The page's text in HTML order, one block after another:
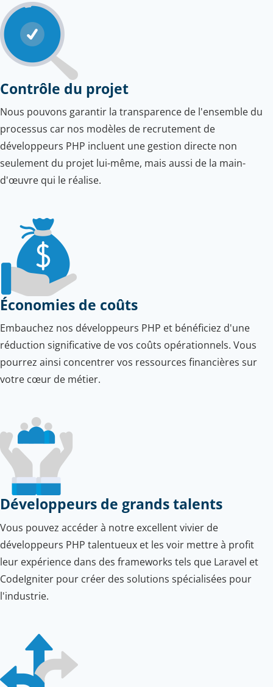
Contrôle du projet
Nous pouvons garantir la transparence de l'ensemble du
processus car nos modèles de recrutement de
développeurs PHP incluent une gestion directe non
seulement du projet lui-même, mais aussi de la main-
d'œuvre qui le réalise.
Économies de coûts
Embauchez nos développeurs PHP et bénéficiez d'une
réduction significative de vos coûts opérationnels. Vous
pourrez ainsi concentrer vos ressources financières sur
votre cœur de métier.
Développeurs de grands talents
Vous pouvez accéder à notre excellent vivier de
développeurs PHP talentueux et les voir mettre à profit
leur expérience dans des frameworks tels que Laravel et
CodeIgniter pour créer des solutions spécialisées pour
l'industrie.